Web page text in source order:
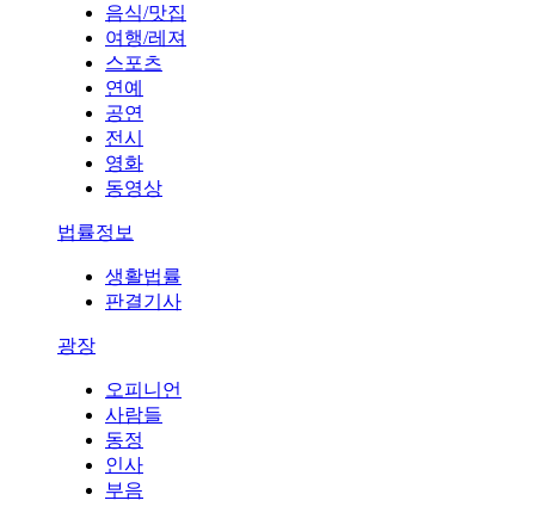
음식/맛집
여행/레져
스포츠
연예
공연
전시
영화
동영상
법률정보
생활법률
판결기사
광장
오피니언
사람들
동정
인사
부음